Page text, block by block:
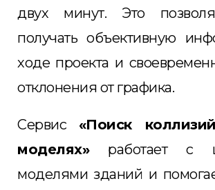
двух минут. Это
получать объективную
ходе проекта и
отклонения от графика.
Сервис «Поиск
моделях»работает с
моделями зданий и